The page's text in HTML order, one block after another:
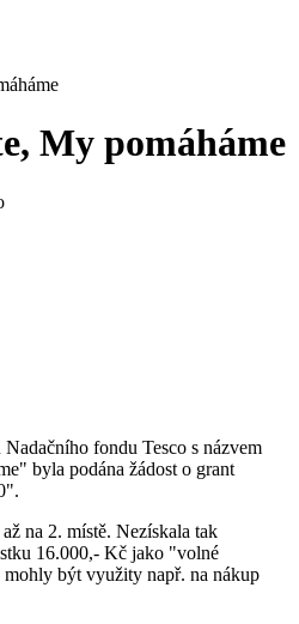
My pomáháme
fondu Tesco s názvem
byla podána žádost o grant
na 2. místě. Nezískala tak
16.000,- Kč jako "volné
být využity např. na nákup